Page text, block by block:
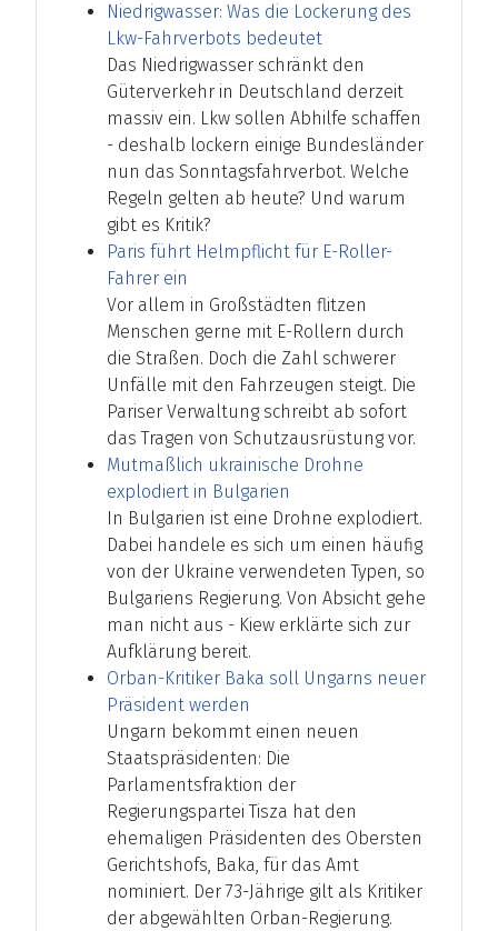
Niedrigwasser: Was die Lockerung des
Lkw-Fahrverbots bedeutet
Das Niedrigwasser schränkt den
Güterverkehr in Deutschland derzeit
massiv ein. Lkw sollen Abhilfe schaffen
- deshalb lockern einige Bundesländer
nun das Sonntagsfahrverbot. Welche
Regeln gelten ab heute? Und warum
gibt es Kritik?
Paris führt Helmpflicht für E-Roller-
Fahrer ein
Vor allem in Großstädten flitzen
Menschen gerne mit E-Rollern durch
die Straßen. Doch die Zahl schwerer
Unfälle mit den Fahrzeugen steigt. Die
Pariser Verwaltung schreibt ab sofort
das Tragen von Schutzausrüstung vor.
Mutmaßlich ukrainische Drohne
explodiert in Bulgarien
In Bulgarien ist eine Drohne explodiert.
Dabei handele es sich um einen häufig
von der Ukraine verwendeten Typen, so
Bulgariens Regierung. Von Absicht gehe
man nicht aus - Kiew erklärte sich zur
Aufklärung bereit.
Orban-Kritiker Baka soll Ungarns neuer
Präsident werden
Ungarn bekommt einen neuen
Staatspräsidenten: Die
Parlamentsfraktion der
Regierungspartei Tisza hat den
ehemaligen Präsidenten des Obersten
Gerichtshofs, Baka, für das Amt
nominiert. Der 73-Jährige gilt als Kritiker
der abgewählten Orban-Regierung.